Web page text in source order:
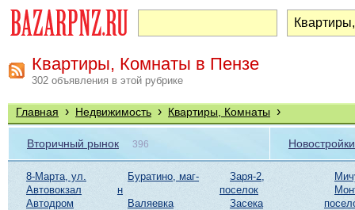
Квартиры, Комнаты в Пензе
302 объявления в этой рубрике
Главная › Недвижимость › Квартиры, Комнаты ›
Вторичный рынок 396 Новостройки
8-Марта, ул.
Автовокзал
Автодром
Буратино, маг-
н
Валяевка
Заря-2,
поселок
Засека